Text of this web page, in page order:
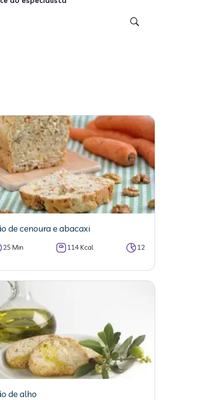
de cenoura e abacaxi
25 Min 114 Kcal 12
de alho